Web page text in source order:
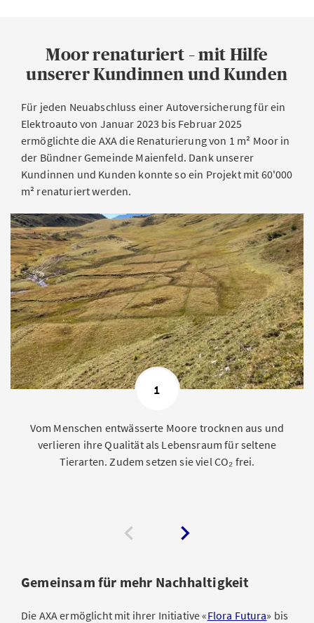
Moor renaturiert – mit Hilfe
unserer Kundinnen und Kunden
Für jeden Neuabschluss einer Autoversicherung für ein
Elektroauto von Januar 2023 bis Februar 2025
ermöglichte die AXA die Renaturierung von 1 m² Moor in
der Bündner Gemeinde Maienfeld. Dank unserer
Kundinnen und Kunden konnte so ein Projekt mit 60'000
m² renaturiert werden.
1
Vom Menschen entwässerte Moore trocknen aus und
verlieren ihre Qualität als Lebensraum für seltene
Tierarten. Zudem setzen sie viel CO₂ frei.
Gemeinsam für mehr Nachhaltigkeit
Die AXA ermöglicht mit ihrer Initiative «Flora Futura» bis